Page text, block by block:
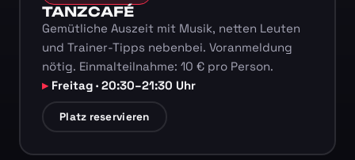
TANZCAFÉ
Gemütliche Auszeit mit Musik, netten Leuten
und Trainer-Tipps nebenbei. Voranmeldung
nötig. Einmalteilnahme: 10 € pro Person.
Freitag · 20:30–21:30 Uhr
Platz reservieren